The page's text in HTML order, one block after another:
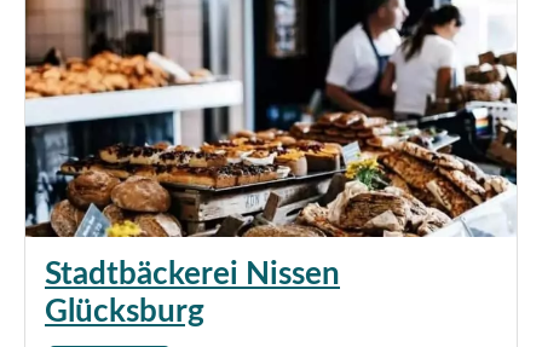
Stadtbäckerei Nissen
Glücksburg